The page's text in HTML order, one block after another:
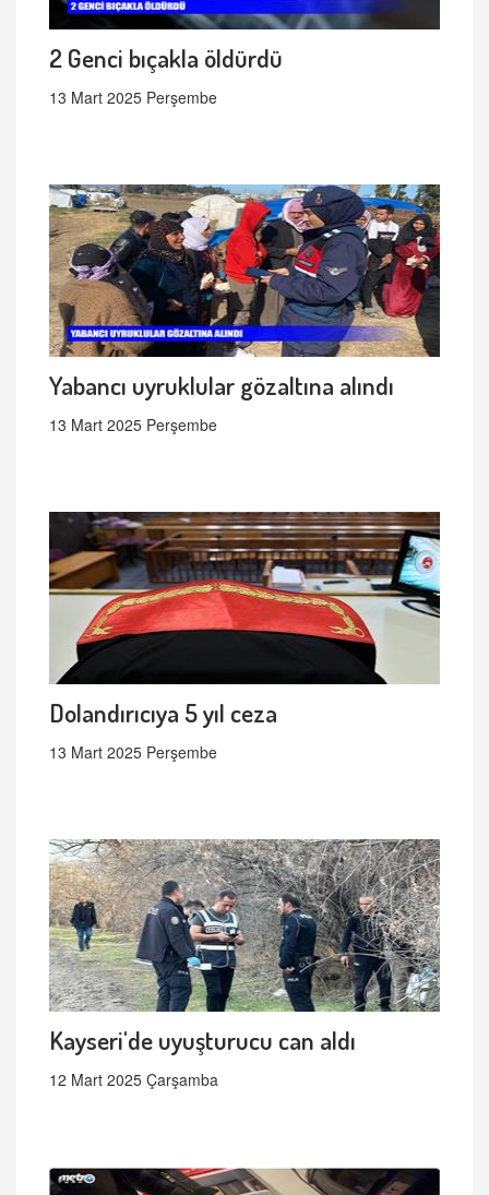
2 Genci bıçakla öldürdü
13 Mart 2025 Perşembe
Yabancı uyruklular gözaltına alındı
13 Mart 2025 Perşembe
Dolandırıcıya 5 yıl ceza
13 Mart 2025 Perşembe
Kayseri'de uyuşturucu can aldı
12 Mart 2025 Çarşamba